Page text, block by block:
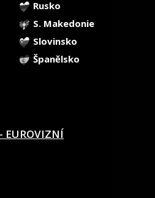
Rusko
S. Makedonie
Slovinsko
Španělsko
EUROVIZNÍ